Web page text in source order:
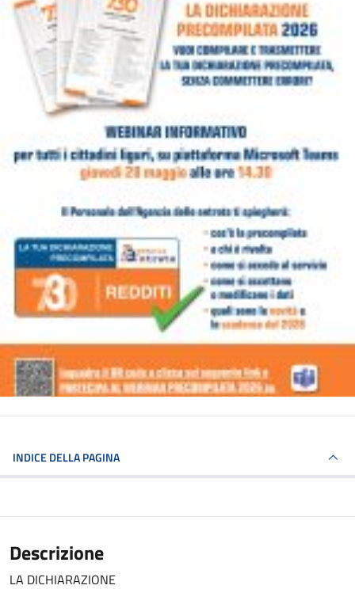
INDICE DELLA PAGINA
Descrizione
LA DICHIARAZIONE